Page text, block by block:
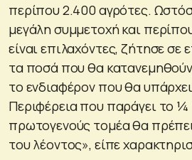
περίπου 2.400 αγρότες.
μεγάλη συμμετοχή και
είναι επιλαχόντες, ζήτησε
τα ποσά που θα
το ενδιαφέρον που θα
Περιφέρεια που παράγει το
πρωτογενούς τομέα θα πρέπει
του λέοντος», είπε